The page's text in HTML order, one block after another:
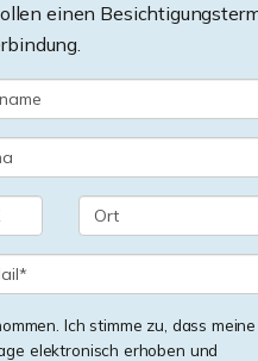
einen
Ich stimme zu, dass meine
elektronisch erhoben und